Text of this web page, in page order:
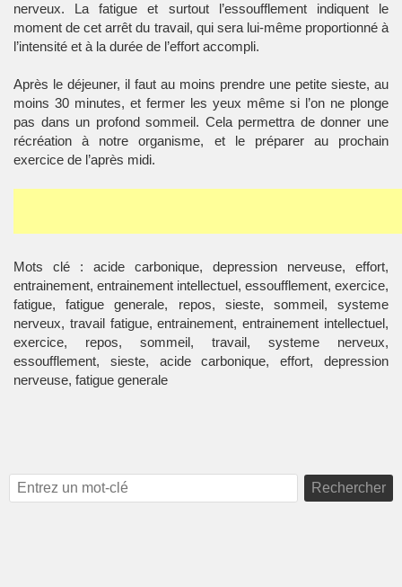
nerveux. La fatigue et surtout l’essoufflement indiquent le
moment de cet arrêt du travail, qui sera lui-même proportionné à
l’intensité et à la durée de l’effort accompli.
Après le déjeuner, il faut au moins prendre une petite sieste, au
moins 30 minutes, et fermer les yeux même si l’on ne plonge
pas dans un profond sommeil. Cela permettra de donner une
récréation à notre organisme, et le préparer au prochain
exercice de l’après midi.
Mots clé : acide carbonique, depression nerveuse, effort,
entrainement, entrainement intellectuel, essoufflement, exercice,
fatigue, fatigue generale, repos, sieste, sommeil, systeme
nerveux, travail fatigue, entrainement, entrainement intellectuel,
exercice, repos, sommeil, travail, systeme nerveux,
essoufflement, sieste, acide carbonique, effort, depression
nerveuse, fatigue generale
Rechercher